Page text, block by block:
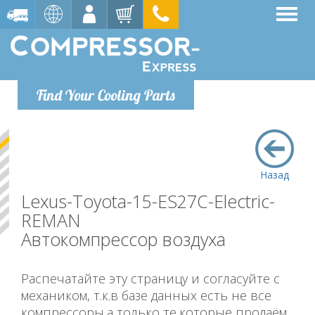
Find Your Cooling Parts
Назад
Lexus-Toyota-15-ES27C-Electric-
REMAN
Автокомпрессор воздуха
Распечатайте эту страницу и согласуйте с
механиком, т.к.в базе данных есть не все